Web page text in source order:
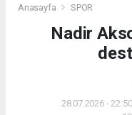
Anasayfa SPOR
Nadir
28.07.2026 -